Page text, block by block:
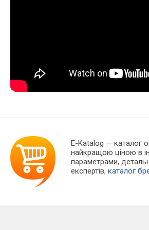
E-Katalog — каталог
найкращою ціною в
параметрами,
експертів,каталог